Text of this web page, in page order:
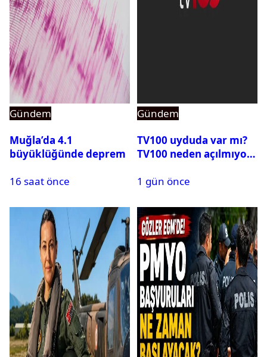
Gündem
Muğla’da 4.1
büyüklüğünde deprem
16 saat önce
Gündem
TV100 uyduda var mı?
TV100 neden açılmıyor?
1 gün önce